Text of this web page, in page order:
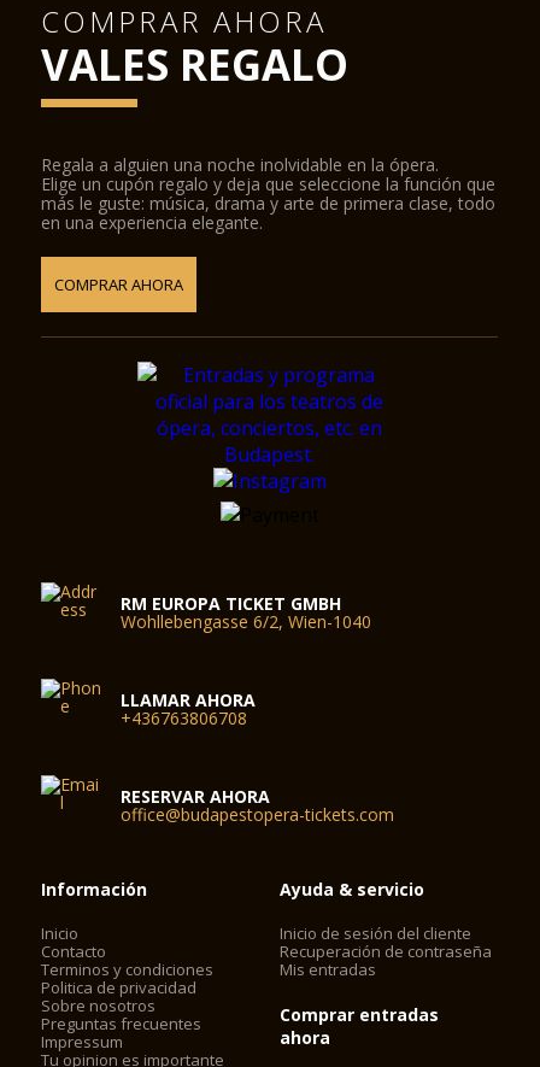
COMPRAR AHORA
VALES REGALO
Regala a alguien una noche inolvidable en la ópera.
Elige un cupón regalo y deja que seleccione la función que
más le guste: música, drama y arte de primera clase, todo
en una experiencia elegante.
COMPRAR AHORA
RM EUROPA TICKET GMBH
Wohllebengasse 6/2, Wien-1040
LLAMAR AHORA
+436763806708
RESERVAR AHORA
office@budapestopera-tickets.com
Información
Inicio
Contacto
Terminos y condiciones
Politica de privacidad
Sobre nosotros
Preguntas frecuentes
Impressum
Tu opinion es importante
Ayuda & servicio
Inicio de sesión del cliente
Recuperación de contraseña
Mis entradas
Comprar entradas
ahora